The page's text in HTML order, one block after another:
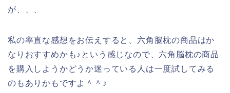
が、、、
私の率直な感想をお伝えすると、六角脳枕の商品はか
なりおすすめかも♪という感じなので、六角脳枕の商品
を購入しようかどうか迷っている人は一度試してみる
のもありかもですよ＾＾♪